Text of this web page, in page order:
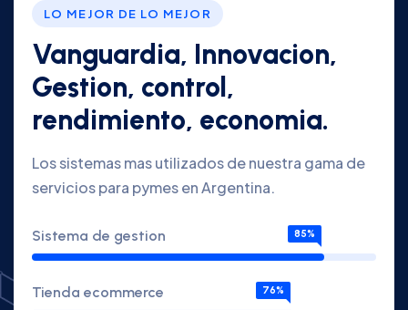
LO MEJOR DE LO MEJOR
Vanguardia, Innovacion,
Gestion, control,
rendimiento, economia.
Los sistemas mas utilizados de nuestra gama de
servicios para pymes en Argentina.
Sistema de gestion 85%
Tienda ecommerce 76%